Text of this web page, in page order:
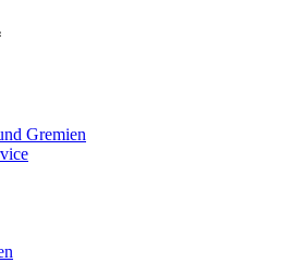
Gremien